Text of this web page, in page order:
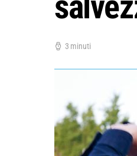
3 minuti